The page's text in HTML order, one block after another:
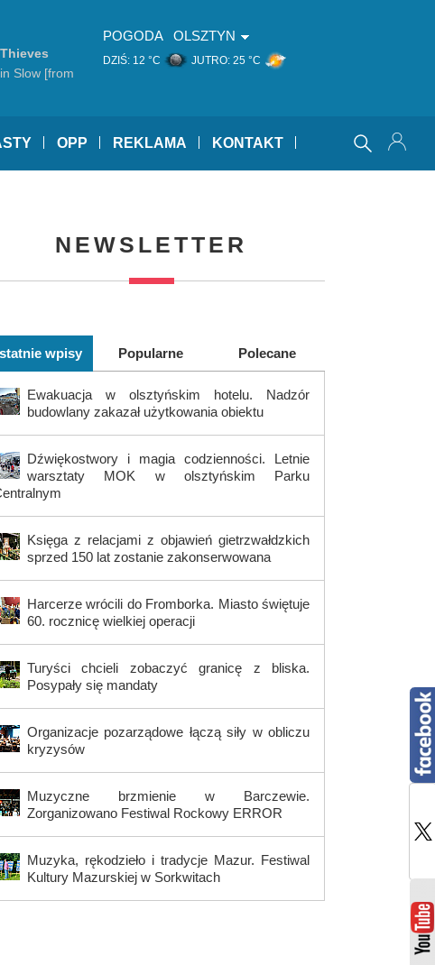
Slow [from
POGODA OLSZTYN
DZIŚ: 12 °C JUTRO: 25 °C
OPP REKLAMA KONTAKT
NEWSLETTER
wpisy Popularne Polecane
Ewakuacja w olsztyńskim hotelu. Nadzór
budowlany zakazał użytkowania obiektu
Dźwiękostwory i magia codzienności. Letnie
warsztaty MOK w olsztyńskim Parku
Księga z relacjami z objawień gietrzwałdzkich
sprzed 150 lat zostanie zakonserwowana
Harcerze wrócili do Fromborka. Miasto świętuje
60. rocznicę wielkiej operacji
Turyści chcieli zobaczyć granicę z bliska.
Posypały się mandaty
Organizacje pozarządowe łączą siły w obliczu
kryzysów
Muzyczne brzmienie w Barczewie.
Zorganizowano Festiwal Rockowy ERROR
Muzyka, rękodzieło i tradycje Mazur. Festiwal
Kultury Mazurskiej w Sorkwitach